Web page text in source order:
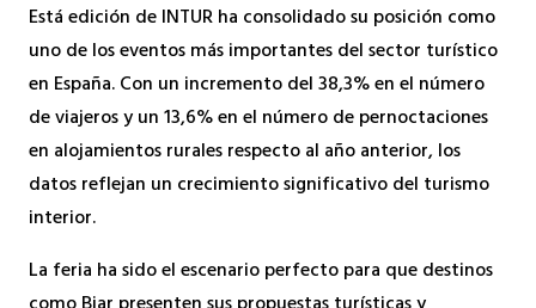
Está edición de INTUR ha consolidado su posición como
uno de los eventos más importantes del sector turístico
en España. Con un incremento del 38,3% en el número
de viajeros y un 13,6% en el número de pernoctaciones
en alojamientos rurales respecto al año anterior, los
datos reflejan un crecimiento significativo del turismo
interior.
La feria ha sido el escenario perfecto para que destinos